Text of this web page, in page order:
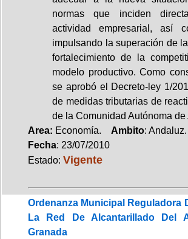
normas que inciden
actividad empresarial, así
impulsando la superación de
fortalecimiento de la
modelo productivo. Como
se aprobó el Decreto-ley 1/
de medidas tributarias de
de la Comunidad Autónoma de
Area: Economía. Ambito:
Fecha: 23/07/2010
Estado: Vigente
Ordenanza Municipal Reguladora
La Red De Alcantarillado Del
Granada